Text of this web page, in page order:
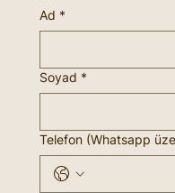
Ad *
Soyad *
Telefon (Whatsapp